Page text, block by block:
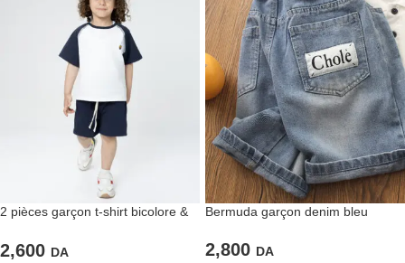
2 pièces garçon t-shirt bicolore &
2,600 DA
Bermuda garçon denim bleu
2,800 DA